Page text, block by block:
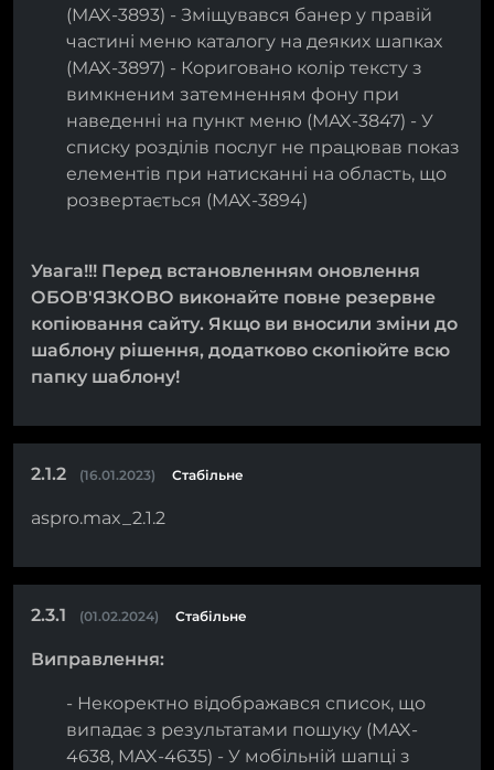
(MAX-3893) - Зміщувався банер у правій
частині меню каталогу на деяких шапках
(MAX-3897) - Кориговано колір тексту з
вимкненим затемненням фону при
наведенні на пункт меню (MAX-3847) - У
списку розділів послуг не працював показ
елементів при натисканні на область, що
розвертається (MAX-3894)
Увага!!! Перед встановленням оновлення
ОБОВ'ЯЗКОВО виконайте повне резервне
копіювання сайту. Якщо ви вносили зміни до
шаблону рішення, додатково скопіюйте всю
папку шаблону!
2.1.2 (16.01.2023) Стабільне
aspro.max_2.1.2
2.3.1 (01.02.2024) Стабільне
Виправлення:
- Некоректно відображався список, що
випадає з результатами пошуку (MAX-
4638, MAX-4635) - У мобільній шапці з